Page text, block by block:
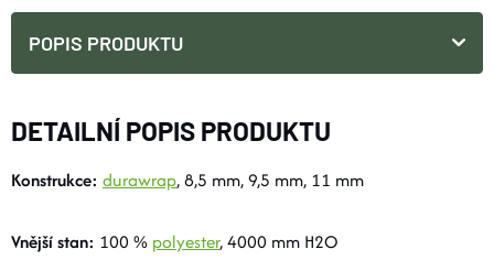
POPIS PRODUKTU
DETAILNÍ POPIS PRODUKTU
Konstrukce: durawrap, 8,5 mm, 9,5 mm, 11 mm
Vnější stan: 100 % polyester, 4000 mm H2O